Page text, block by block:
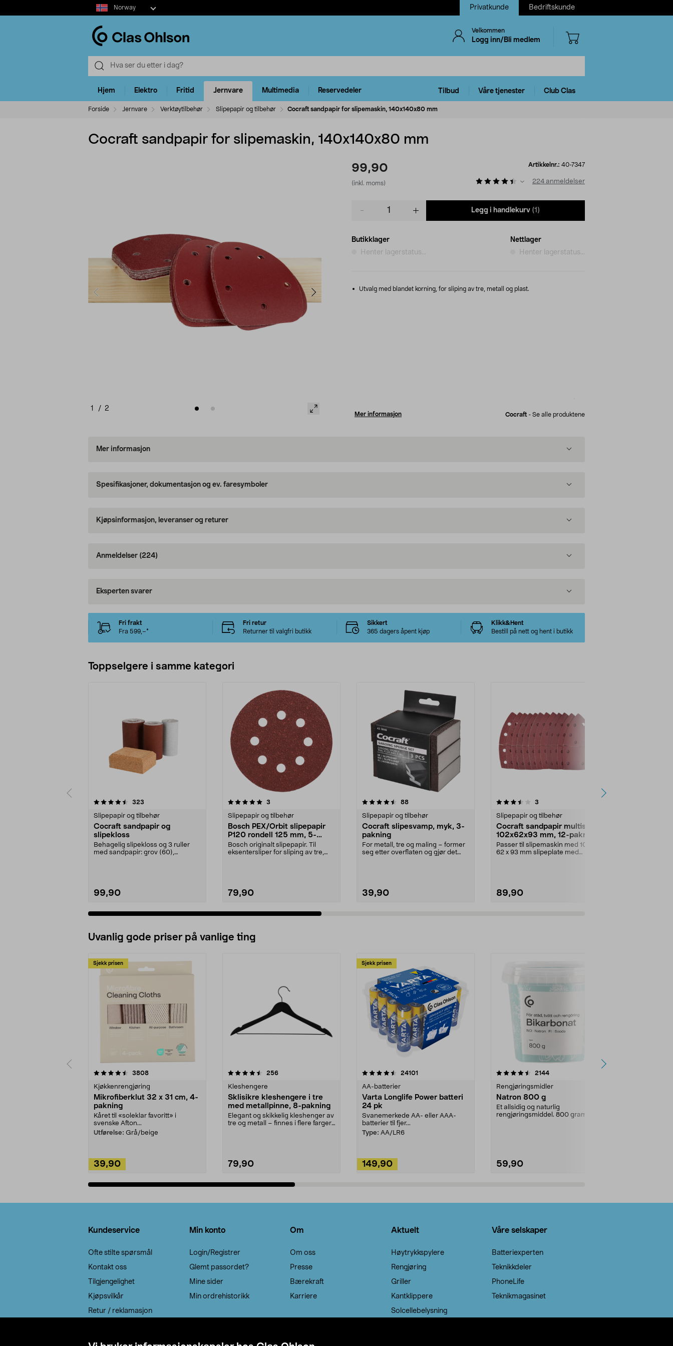
Select
market
Norway Privatkunde Bedriftskunde
Velkommen
Logg inn/Bli medlem
Hjem Elektro Fritid Jernvare Multimedia Reservedeler Tilbud Våre tjenester Club Clas
Forside Jernvare Verktøytilbehør Slipepapir og tilbehør Cocraft sandpapir for slipemaskin, 140x140x80 mm
Cocraft sandpapir for slipemaskin, 140x140x80 mm
1 / 2
99,90
(inkl. moms)
Artikkelnr.: 40-7347
224 anmeldelser
Legg i handlekurv (1)
Butikklager
Henter lagerstatus...
Nettlager
Henter lagerstatus...
Utvalg med blandet korning, for sliping av tre, metall og plast.
Mer informasjon Cocraft - Se alle produktene
Mer informasjon
Spesifikasjoner, dokumentasjon og ev. faresymboler
Kjøpsinformasjon, leveranser og returer
Anmeldelser (224)
Eksperten svarer
Fri frakt
Fra 599,–*
Fri retur
Returner til valgfri butikk
Sikkert
365 dagers åpent kjøp
Klikk&Hent
Bestill på nett og hent i butikk
Toppselgere i samme kategori
323
Slipepapir og tilbehør
Cocraft sandpapir og
slipekloss
Behagelig slipekloss og 3 ruller
med sandpapir: grov (60),
99,90
5.0 av 5 stjerner 3
Slipepapir og tilbehør
Bosch PEX/Orbit slipepapir
P120 rondell 125 mm, 5-
pakning
Bosch originalt slipepapir. Til
eksentersliper for sliping av tre,
79,90
4.5 av 5 stjerner 88anmeldelser
Slipepapir og tilbehør
Cocraft slipesvamp, myk, 3-
pakning
For metall, tre og maling – former
seg etter overflaten og gjør det
39,90
3.5 av 5 stjerner 3
Slipepapir og tilbehør
Cocraft sandpapir multisliper
102x62x93 mm, 12-pakning
Passer til slipemaskin med 102 x
62 x 93 mm slipeplate med
89,90
4.5 av 5 stjerner
Uvanlig gode priser på vanlige ting
Sjekk prisen
3808anmeldelser
Kjøkkenrengjøring
Mikrofiberklut 32 x 31 cm, 4-
pakning
Kåret til «soleklar favoritt» i
svenske Afton...
Utførelse: Grå/beige
39,90
4.5av 5 stjerner 256anmeldelser
Kleshengere
Sklisikre kleshengere i tre
med metallpinne, 8-pakning
Elegant og skikkelig kleshenger av
tre og metall – finnes i flere farger.
79,90
Sjekk prisen
4.5av 5 stjerner 24101
AA-batterier
Varta Longlife Power batteri
24 pk
Svanemerkede AA- eller AAA-
batterier til fjer...
Type: AA/LR6
149,90
4.5av 5 stjerner 2144anmeldelser
Rengjøringsmidler
Natron 800 g
Et allsidig og naturlig
rengjøringsmiddel. 800 gram
59,90
4.0av 5 stjerner
Kundeservice
Ofte stilte spørsmål
Kontakt oss
Tilgjengelighet
Kjøpsvilkår
Retur / reklamasjon
Min konto
Login/Registrer
Glemt passordet?
Mine sider
Min ordrehistorikk
Om
Om oss
Presse
Bærekraft
Karriere
Aktuelt
Høytrykkspylere
Rengjøring
Griller
Kantklippere
Solcellebelysning
Våre selskaper
Batteriexperten
Teknikkdeler
PhoneLife
Teknikmagasinet